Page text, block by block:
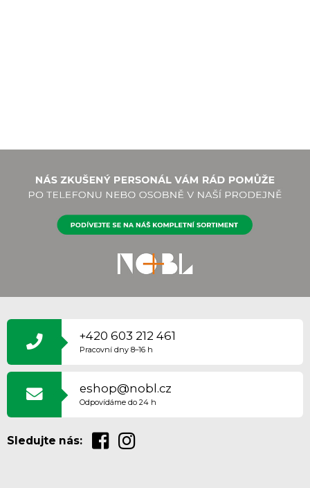
Á
T
+420 603 212 461
Pracovní dny 8–16 h
eshop@nobl.cz
Odpovídáme do 24 h
Sledujte nás: